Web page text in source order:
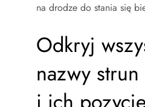
na drodze do stania się
Odkryj
nazwy